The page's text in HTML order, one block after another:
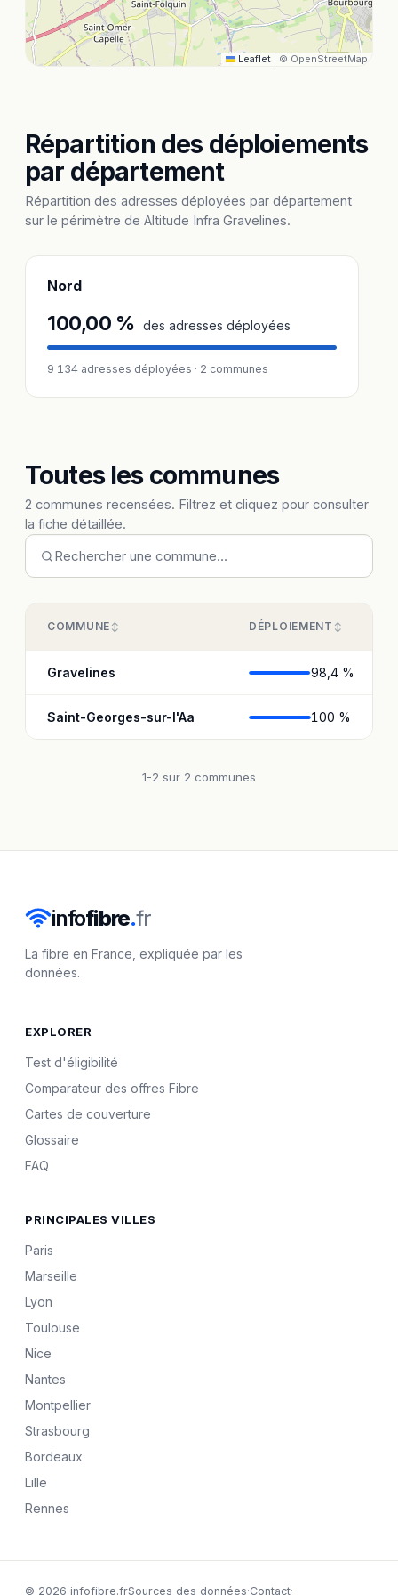
Leaflet © OpenStreetMap
Répartition des déploiements
par département
Répartition des adresses déployées par département
sur le périmètre de Altitude Infra Gravelines.
Nord
100,00 % des adresses déployées
9 134 adresses déployées · 2 communes
Toutes les communes
2 communes recensées. Filtrez et cliquez pour consulter
la fiche détaillée.
COMMUNE DÉPLOIEMENT
Gravelines 98,4 %
Saint-Georges-sur-l'Aa 100 %
1-2 sur 2 communes
infofibre.fr
La fibre en France, expliquée par les
données.
EXPLORER
Test d'éligibilité
Comparateur des offres Fibre
Cartes de couverture
Glossaire
FAQ
PRINCIPALES VILLES
Paris
Marseille
Lyon
Toulouse
Nice
Nantes
Montpellier
Strasbourg
Bordeaux
Lille
Rennes
© 2026 infofibre.frSources des données·Contact·